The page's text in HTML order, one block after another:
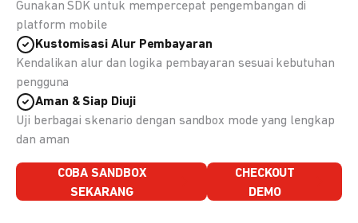
Gunakan SDK untuk mempercepat pengembangan di
platform mobile
Kustomisasi Alur Pembayaran
Kendalikan alur dan logika pembayaran sesuai kebutuhan
pengguna
Aman & Siap Diuji
Uji berbagai skenario dengan sandbox mode yang lengkap
dan aman
COBA SANDBOX
SEKARANG
CHECKOUT
DEMO